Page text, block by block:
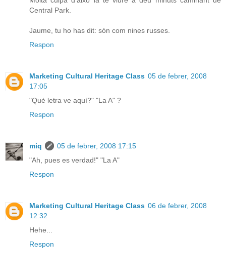
Central Park.
Jaume, tu ho has dit: són com nines russes.
Respon
Marketing Cultural Heritage Class 05 de febrer, 2008
17:05
"Qué letra ve aquí?" "La A" ?
Respon
miq
05 de febrer, 2008 17:15
"Ah, pues es verdad!" "La A"
Respon
Marketing Cultural Heritage Class 06 de febrer, 2008
12:32
Hehe...
Respon